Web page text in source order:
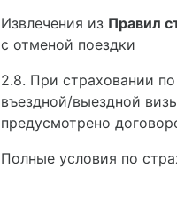
Извлечения из Правил
с отменой поездки
2.8. При страховании
въездной/выездной
предусмотрено
Полные условия по